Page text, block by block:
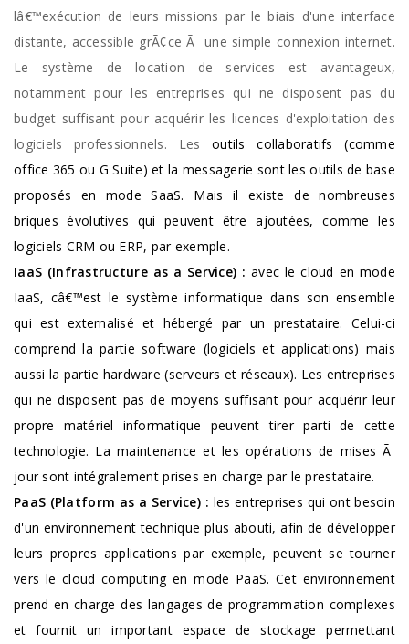
lâ€™exécution de leurs missions par le biais d'une interface
distante, accessible grÃ¢ce Ã une simple connexion internet.
Le système de location de services est avantageux,
notamment pour les entreprises qui ne disposent pas du
budget suffisant pour acquérir les licences d'exploitation des
logiciels professionnels. Lesoutils collaboratifs (comme
office 365 ou G Suite) et la messagerie sont les outils de base
proposés en mode SaaS. Mais il existe de nombreuses
briques évolutives qui peuvent être ajoutées, comme les
logiciels CRM ou ERP, par exemple.
IaaS (Infrastructure as a Service) : avec lecloud en mode
IaaS, câ€™est le système informatique dans son ensemble
qui est externalisé et hébergé par un prestataire. Celui-ci
comprend la partie software (logiciels et applications) mais
aussi la partie hardware (serveurs et réseaux). Les entreprises
qui ne disposent pas de moyens suffisant pour acquérir leur
propre matériel informatique peuvent tirer parti de cette
technologie. La maintenance et les opérations de mises Ã
jour sont intégralement prises en charge par le prestataire.
PaaS (Platform as a Service) : les entreprises qui ont besoin
d'un environnement technique plus abouti, afin de développer
leurs propres applications par exemple, peuvent se tourner
vers le cloud computing en mode PaaS. Cet environnement
prend en charge des langages de programmation complexes
et fournit un important espace de stockage permettant